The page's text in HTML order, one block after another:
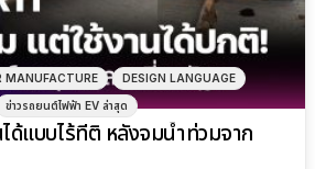
MANUFACTURE DESIGN LANGUAGE
ข่าวรถยนต์ไฟฟ้า EV ล่าสุด
ได้แบบไร้ที่ติ หลังจมน้ำท่วมจาก